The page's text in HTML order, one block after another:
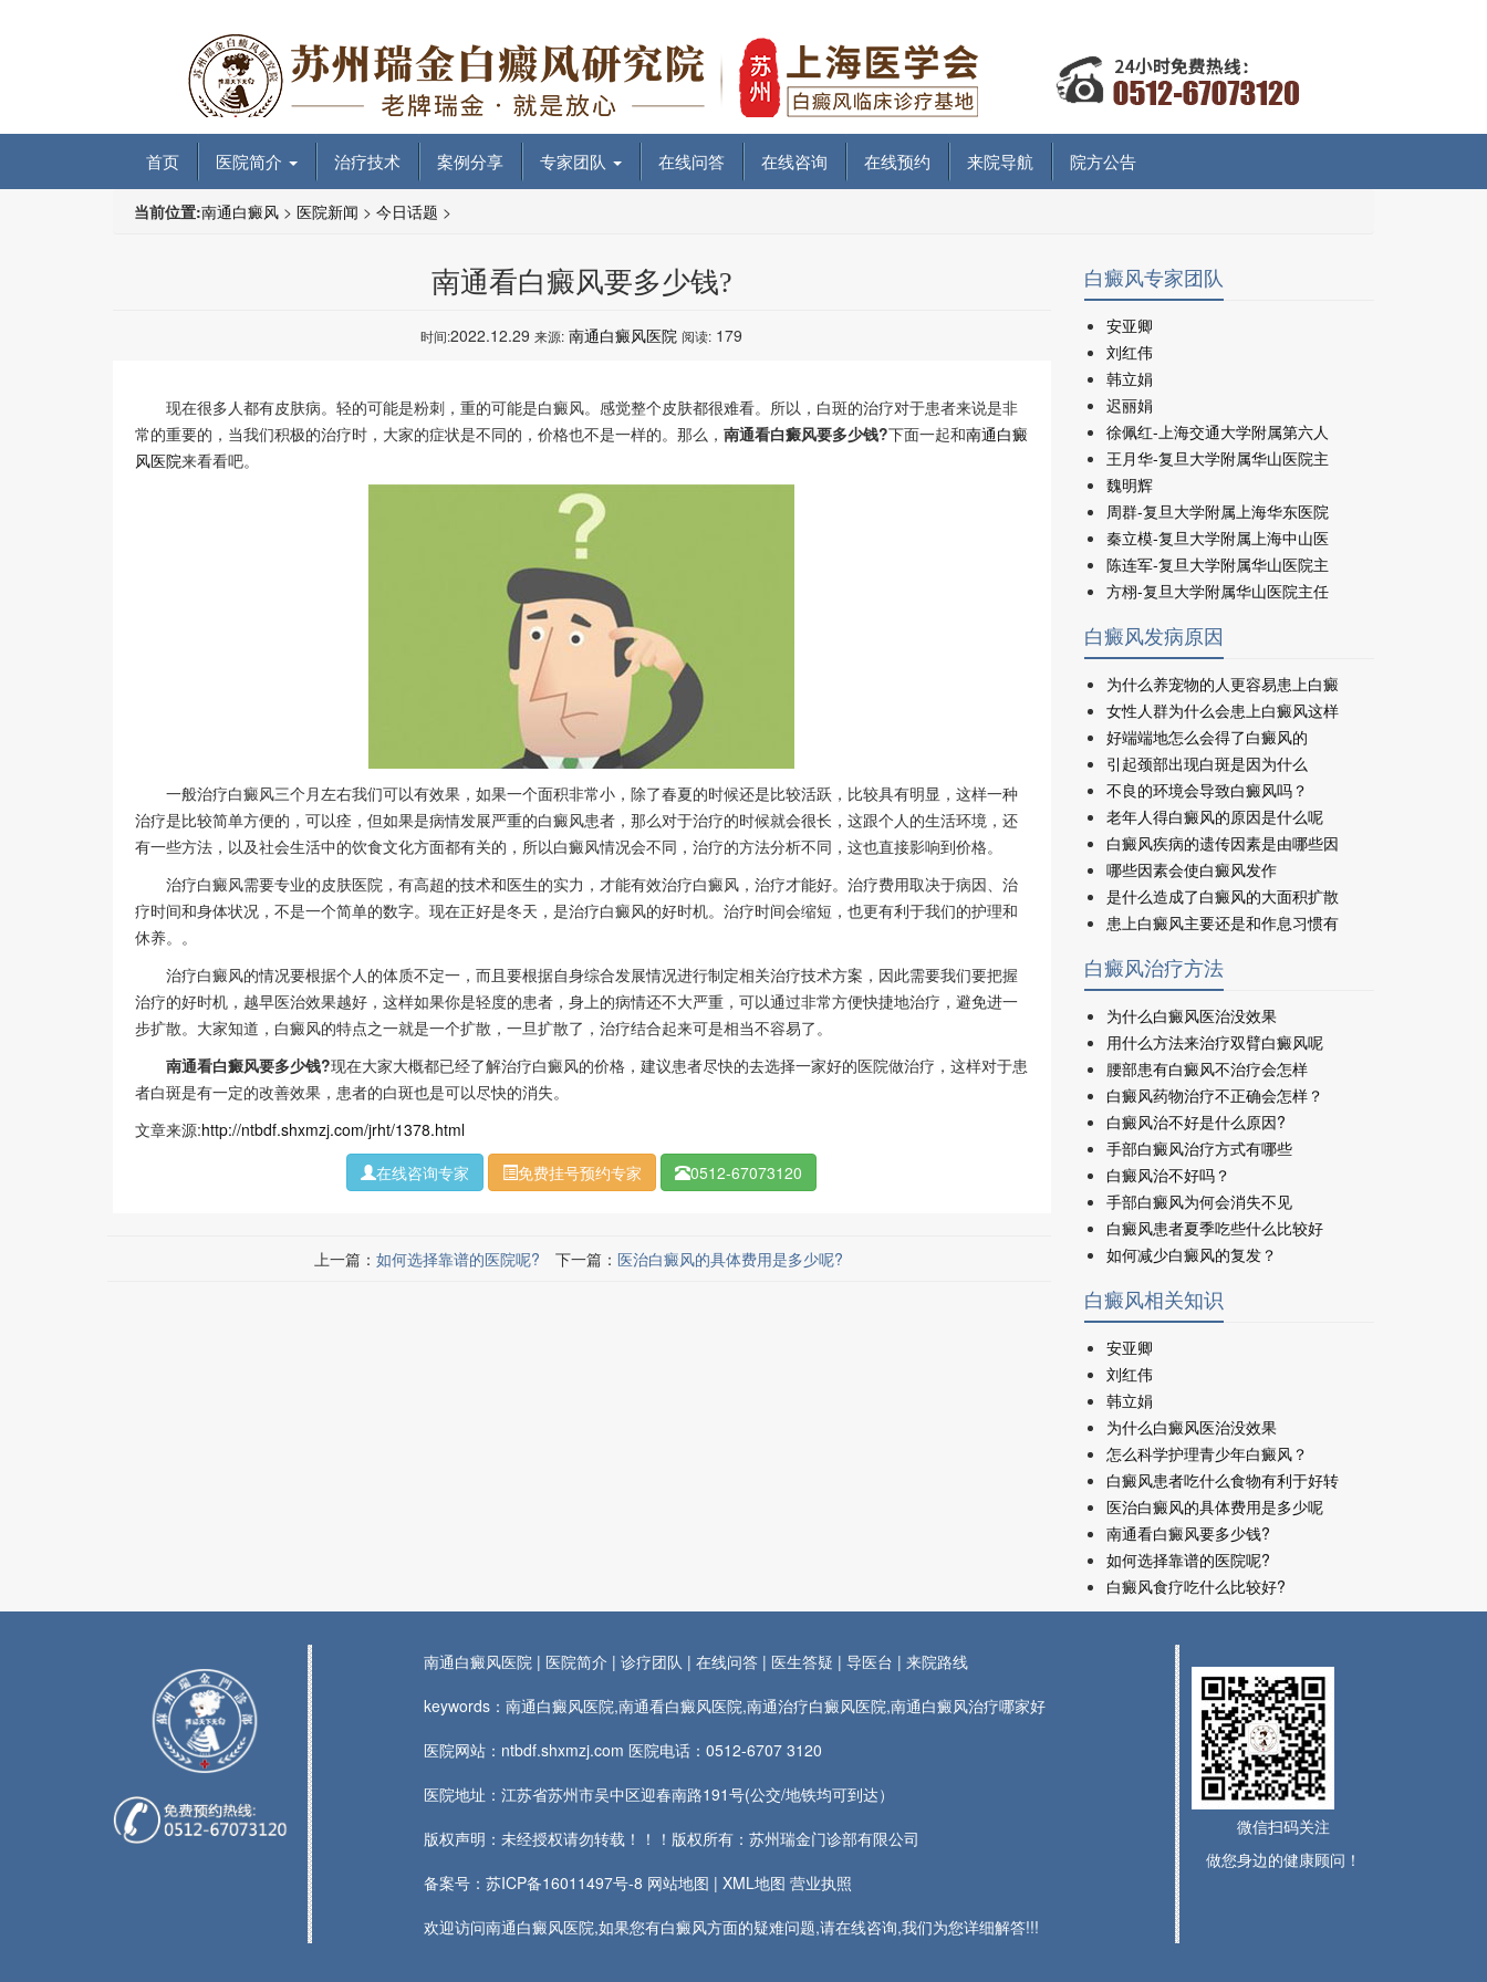
首页 医院简介 治疗技术 案例分享 专家团队 在线问答 在线咨询 在线预约 来院导航 院方公告
当前位置:南通白癜风 > 医院新闻 > 今日话题 >
南通看白癜风要多少钱?
时间:2022.12.29来源: 南通白癜风医院 阅读: 179
现在很多人都有皮肤病。轻的可能是粉刺，重的可能是白癜风。感觉整个皮肤都很难看。所以，白斑的治疗对于患者来说是非
常的重要的，当我们积极的治疗时，大家的症状是不同的，价格也不是一样的。那么， 南通看白癜风要多少钱?下面一起和南通白癜
风医院来看看吧。
一般治疗白癜风三个月左右我们可以有效果，如果一个面积非常小，除了春夏的时候还是比较活跃，比较具有明显，这样一种
治疗是比较简单方便的，可以痊，但如果是病情发展严重的白癜风患者，那么对于治疗的时候就会很长，这跟个人的生活环境，还
有一些方法，以及社会生活中的饮食文化方面都有关的，所以白癜风情况会不同，治疗的方法分析不同，这也直接影响到价格。
治疗白癜风需要专业的皮肤医院，有高超的技术和医生的实力，才能有效治疗白癜风，治疗才能好。治疗费用取决于病因、治
疗时间和身体状况，不是一个简单的数字。现在正好是冬天，是治疗白癜风的好时机。治疗时间会缩短，也更有利于我们的护理和
休养。。
治疗白癜风的情况要根据个人的体质不定一，而且要根据自身综合发展情况进行制定相关治疗技术方案，因此需要我们要把握
治疗的好时机，越早医治效果越好，这样如果你是轻度的患者，身上的病情还不大严重，可以通过非常方便快捷地治疗，避免进一
步扩散。大家知道，白癜风的特点之一就是一个扩散，一旦扩散了，治疗结合起来可是相当不容易了。
南通看白癜风要多少钱?现在大家大概都已经了解治疗白癜风的价格，建议患者尽快的去选择一家好的医院做治疗，这样对于患
者白斑是有一定的改善效果，患者的白斑也是可以尽快的消失。
文章来源:http://ntbdf.shxmzj.com/jrht/1378.html
在线咨询专家
免费挂号预约专家 0512-67073120
上一篇：如何选择靠谱的医院呢? 下一篇： 医治白癜风的具体费用是多少呢?
白癜风专家团队
安亚卿
刘红伟
韩立娟
迟丽娟
徐佩红-上海交通大学附属第六人
王月华-复旦大学附属华山医院主
魏明辉
周群-复旦大学附属上海华东医院
秦立模-复旦大学附属上海中山医
陈连军-复旦大学附属华山医院主
方栩-复旦大学附属华山医院主任
白癜风发病原因
为什么养宠物的人更容易患上白癜
女性人群为什么会患上白癜风这样
好端端地怎么会得了白癜风的
引起颈部出现白斑是因为什么
不良的环境会导致白癜风吗？
老年人得白癜风的原因是什么呢
白癜风疾病的遗传因素是由哪些因
哪些因素会使白癜风发作
是什么造成了白癜风的大面积扩散
患上白癜风主要还是和作息习惯有
白癜风治疗方法
为什么白癜风医治没效果
用什么方法来治疗双臂白癜风呢
腰部患有白癜风不治疗会怎样
白癜风药物治疗不正确会怎样？
白癜风治不好是什么原因?
手部白癜风治疗方式有哪些
白癜风治不好吗？
手部白癜风为何会消失不见
白癜风患者夏季吃些什么比较好
如何减少白癜风的复发？
白癜风相关知识
安亚卿
刘红伟
韩立娟
为什么白癜风医治没效果
怎么科学护理青少年白癜风？
白癜风患者吃什么食物有利于好转
医治白癜风的具体费用是多少呢
南通看白癜风要多少钱?
如何选择靠谱的医院呢?
白癜风食疗吃什么比较好?
微信扫码关注
做您身边的健康顾问！
南通白癜风医院 | 医院简介 |诊疗团队 |在线问答 | 医生答疑 |导医台 |来院路线
keywords：南通白癜风医院,南通看白癜风医院,南通治疗白癜风医院,南通白癜风治疗哪家好
医院网站：ntbdf.shxmzj.com 医院电话：0512-6707 3120
医院地址：江苏省苏州市吴中区迎春南路191号(公交/地铁均可到达）
版权声明：未经授权请勿转载！！！版权所有：苏州瑞金门诊部有限公司
备案号：苏ICP备16011497号-8 网站地图 |XML地图 营业执照
欢迎访问南通白癜风医院,如果您有白癜风方面的疑难问题,请在线咨询,我们为您详细解答!!!